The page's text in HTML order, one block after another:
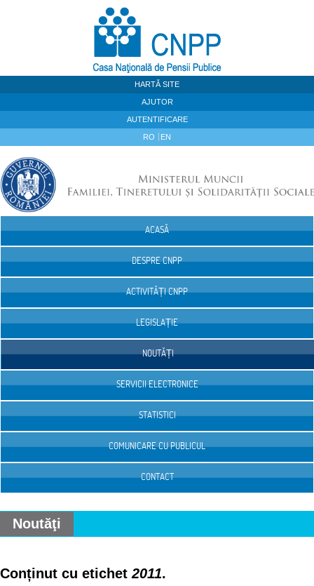
HARTĂ SITE
AJUTOR
AUTENTIFICARE
RO EN
ACASĂ
DESPRE CNPP
ACTIVITĂȚI CNPP
LEGISLAȚIE
NOUTĂȚI
SERVICII ELECTRONICE
STATISTICI
COMUNICARE CU PUBLICUL
CONTACT
Noutăţi
Conținut cu etichet 2011.